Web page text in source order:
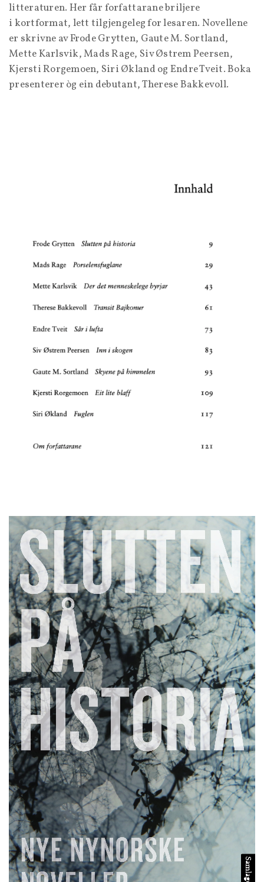
litteraturen. Her får forfattarane briljere
i kortformat, lett tilgjengeleg for lesaren. Novellene
er skrivne av Frode Grytten, Gaute M. Sortland,
Mette Karlsvik, Mads Rage, Siv Østrem Peersen,
Kjersti Rorgemoen, Siri Økland og Endre Tveit. Boka
presenterer òg ein debutant, Therese Bakkevoll.